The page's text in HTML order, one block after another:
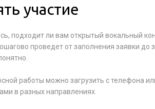
участие
подходит ли вам открытый вокальный
проведет от заполнения заявки до
работы можно загрузить с телефона
в разных направлениях.